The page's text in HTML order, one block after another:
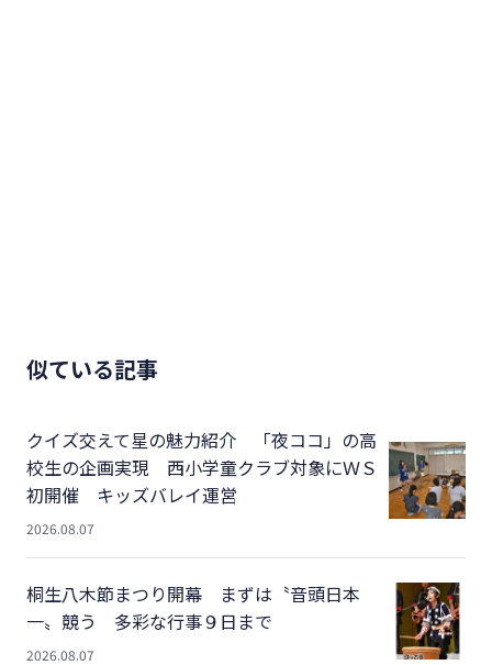
似ている記事
クイズ交えて星の魅力紹介 「夜ココ」の高
校生の企画実現 西小学童クラブ対象にＷＳ
初開催 キッズバレイ運営
2026.08.07
桐生八木節まつり開幕 まずは〝音頭日本
一〟競う 多彩な行事９日まで
2026.08.07